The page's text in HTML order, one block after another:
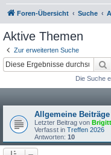
Foren-Übersicht Suche
Aktive Themen
Zur erweiterten Suche
Die Suche
Allgemeine Beiträge
Letzter Beitrag von
Verfasst in Treffen 2026
Antworten: 10